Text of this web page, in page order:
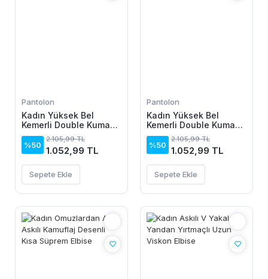
Pantolon
Kadın Yüksek Bel
Kemerli Double Kumaş
Palazzo Pantolon
%50
2.105,99 TL
1.052,99 TL
Sepete Ekle
Pantolon
Kadın Yüksek Bel
Kemerli Double Kumaş
Palazzo Pantolon
%50
2.105,99 TL
1.052,99 TL
Sepete Ekle